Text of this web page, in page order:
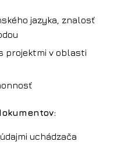
jazyka, znalosť
projektmi v oblasti
uchádzača